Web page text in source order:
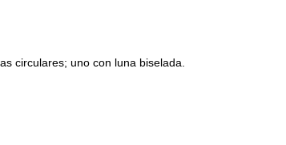
circulares; uno con luna biselada.